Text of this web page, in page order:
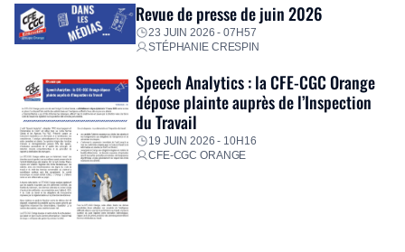
Revue de presse de juin 2026
23 JUIN 2026 - 07H57
STÉPHANIE CRESPIN
Speech Analytics : la CFE-CGC Orange
dépose plainte auprès de l’Inspection
du Travail
19 JUIN 2026 - 10H16
CFE-CGC ORANGE